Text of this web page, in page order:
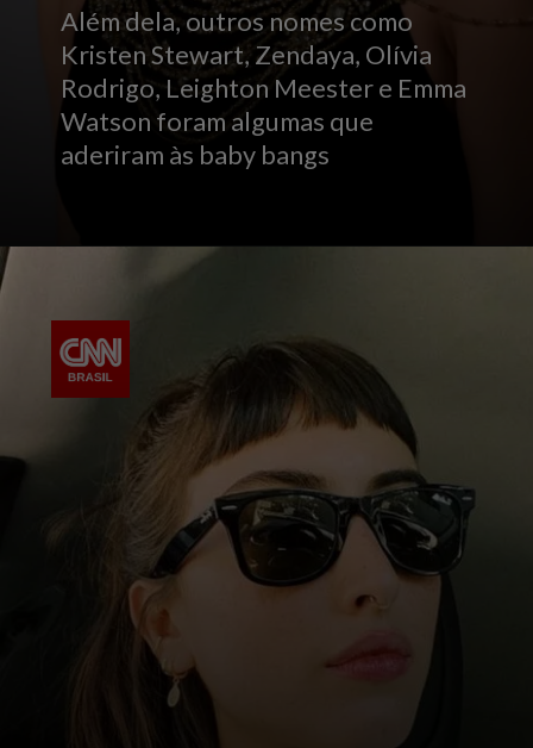
Além dela, outros nomes como
Kristen Stewart, Zendaya, Olívia
Rodrigo, Leighton Meester e Emma
Watson foram algumas que
aderiram às baby bangs